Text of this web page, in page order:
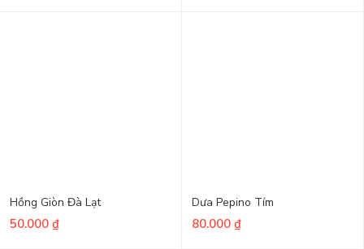
Hồng Giòn Đà Lạt
50.000 ₫
Dưa Pepino Tím
80.000 ₫